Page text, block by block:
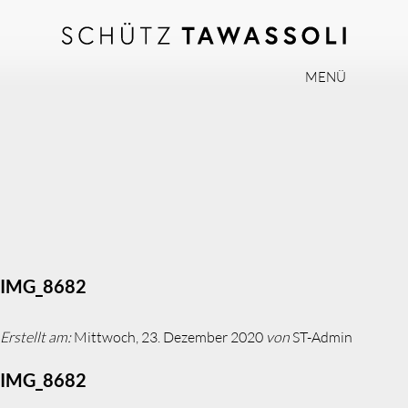
MENÜ
IMG_8682
Erstellt am:Mittwoch, 23. Dezember 2020 vonST-Admin
IMG_8682